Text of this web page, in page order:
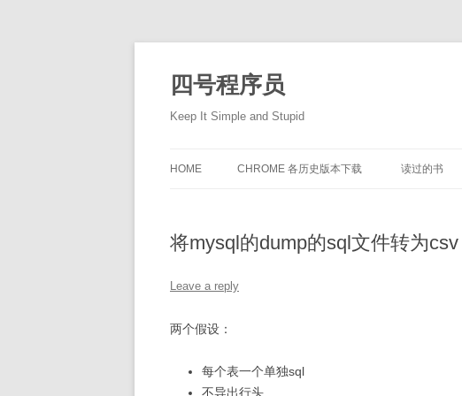
content
四号程序员
Keep It Simple and Stupid
HOME CHROME 各历史版本下载 读过的书
将mysql的dump的sql文件转为csv
Leave a reply
两个假设：
每个表一个单独sql
不导出行头